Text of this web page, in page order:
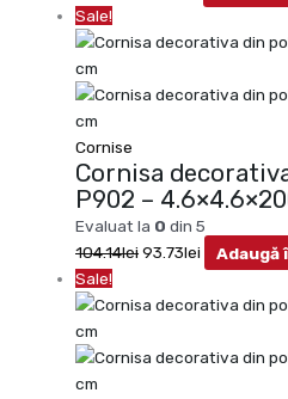
Sale!
Cornise
Cornisa
P902 –
Evaluat la 0 din 5
104.14lei93.73lei
Adaugă
Sale!